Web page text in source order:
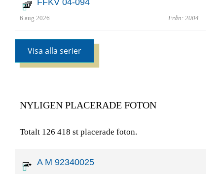
FFKV 04-094
6 aug 2026 Från: 2004
Visa alla serier
NYLIGEN PLACERADE FOTON
Totalt 126 418 st placerade foton.
A M 92340025